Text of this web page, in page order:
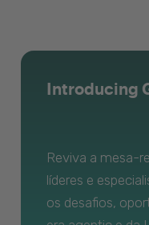
Introducing
Reviva a mesa-
líderes e
os desafios,